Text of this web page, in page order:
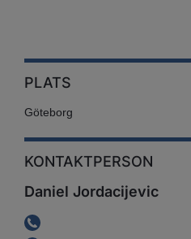
PLATS
Göteborg
KONTAKTPERSON
Daniel Jordacijevic